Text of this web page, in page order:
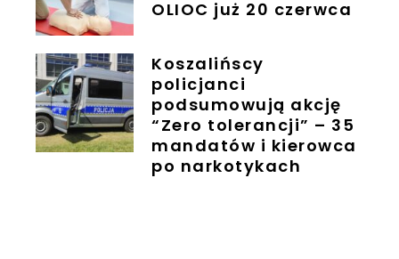
OLIOC już 20 czerwca
Koszalińscy
policjanci
podsumowują akcję
“Zero tolerancji” – 35
mandatów i kierowca
po narkotykach